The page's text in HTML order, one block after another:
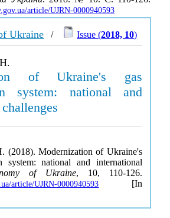
article/UJRN-0000940593
Ukraine / Issue (2018, 10)
of Ukraine's gas
system: national and
(2018). Modernization of Ukraine's
system: national and international
of Ukraine, 10, 110-126.
article/UJRN-0000940593 [In